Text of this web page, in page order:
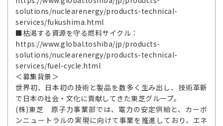
solutions/nuclearenergy/products-technical-
services/fukushima.html
■枯渇する資源を守る燃料サイクル：
https://www.global.toshiba/jp/products-
solutions/nuclearenergy/products-technical-
services/fuel-cycle.html
＜募集背景＞
世界初、日本初の技術と製品を数多く生み出し、技術革新
で日本の社会・文化に貢献してきた東芝グループ。
(株)東芝 原子力事業部では、電力の安定供給と、カーボ
ンニュートラルの実現に向けて事業を推進しており、エネ